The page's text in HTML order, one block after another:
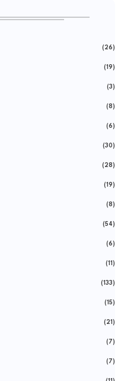
(26)
(19)
(3)
(8)
(6)
(30)
(28)
(19)
(8)
(54)
(6)
(11)
(133)
(15)
(21)
(7)
(7)